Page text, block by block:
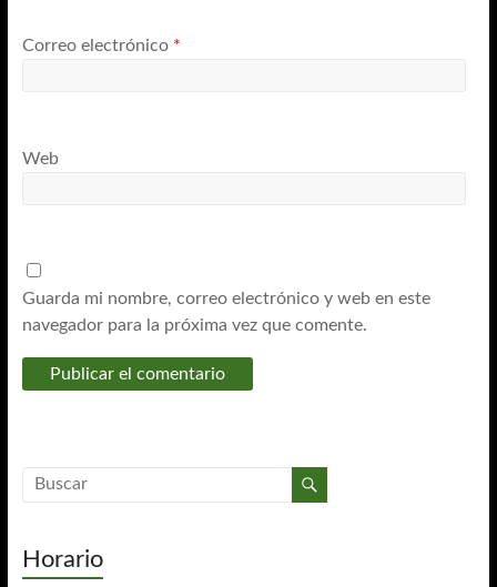
Correo electrónico *
Web
Guarda mi nombre, correo electrónico y web en este
navegador para la próxima vez que comente.
Horario